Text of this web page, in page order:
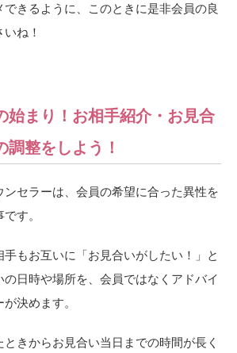
できるように、このときに是非会員の良
ね！
始まり！お相手紹介・お見合
調整をしよう！
ンセラーは、会員の希望に合った異性を
す。
もお互いに「お見合いがしたい！」と
の日時や場所を、会員ではなくアドバイ
決めます。
きからお見合い当日までの時間が長く